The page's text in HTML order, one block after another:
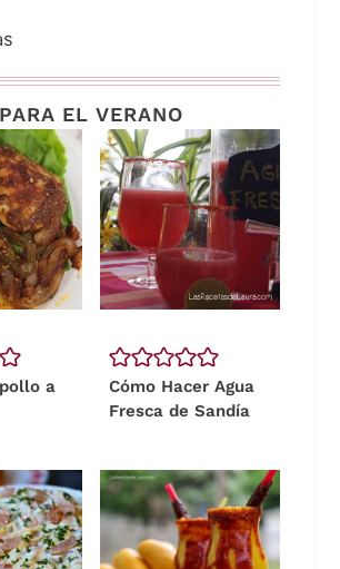
PARA EL VERANO
a
Cómo Hacer Agua
Fresca de Sandía